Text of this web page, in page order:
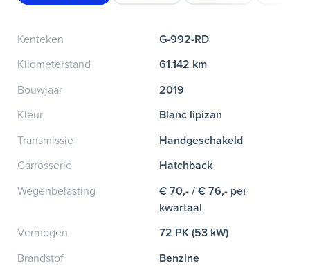
Kenteken
G-992-RD
Kilometerstand
61.142 km
Bouwjaar
2019
Kleur
Blanc lipizan
Transmissie
Handgeschakeld
Carrosserie
Hatchback
Wegenbelasting
€ 70,- / € 76,- per
kwartaal
Vermogen
72 PK (53 kW)
Brandstof
Benzine